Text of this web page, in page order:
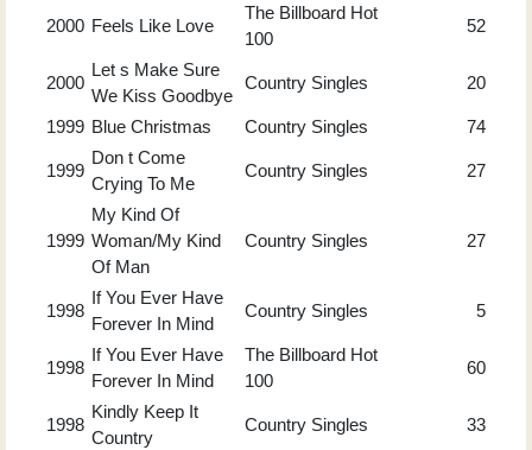
2000 Feels Like Love
The Billboard Hot
100
52
2000
Let s Make Sure
We Kiss Goodbye
Country Singles 20
1999 Blue Christmas Country Singles 74
1999
Don t Come
Crying To Me
Country Singles 27
1999
My Kind Of
Woman/My Kind
Of Man
Country Singles 27
1998
If You Ever Have
Forever In Mind
Country Singles 5
1998
If You Ever Have
Forever In Mind
The Billboard Hot
100
60
1998
Kindly Keep It
Country
Country Singles 33